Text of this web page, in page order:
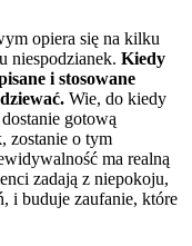
opiera się na kilku
niespodzianek. Kiedy
i stosowane
Wie, do kiedy
gotową
zostanie o tym
ma realną
zadają z niepokoju,
i buduje zaufanie, które